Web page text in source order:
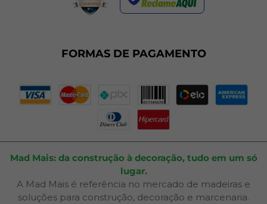
Termos de Uso
Plano de CorteFORMAS DE PAGAMENTO
Mad Mais: da construção à decoração, tudo em um só
lugar.
A Mad Mais é referência no mercado de madeiras e
soluções para construção, decoração e marcenaria.